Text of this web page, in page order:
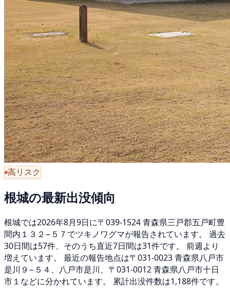
高リスク
根城の最新出没傾向
根城では2026年8月9日に〒039-1524 青森県三戸郡五戸町豊
間内１３２−５７でツキノワグマが報告されています。 過去
30日間は57件、そのうち直近7日間は31件です。 前週より
増えています。 最近の報告地点は〒031-0023 青森県八戸市
是川９−５４、八戸市是川、〒031-0012 青森県八戸市十日
市１などに分かれています。 累計出没件数は1,188件です。